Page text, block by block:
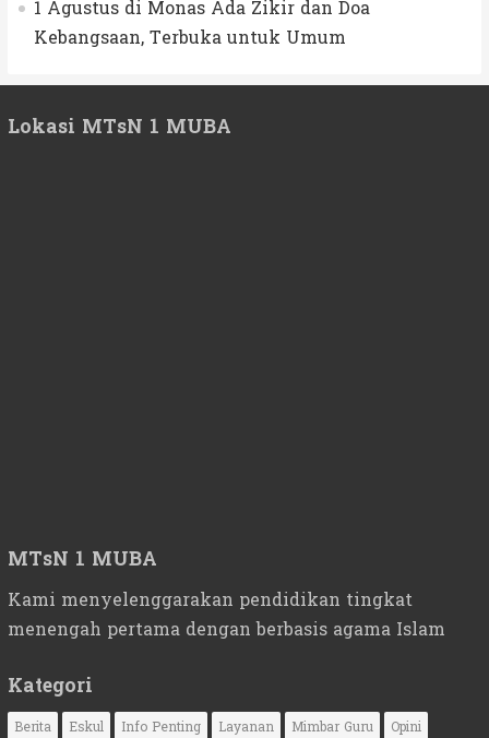
1 Agustus di Monas Ada Zikir dan Doa
Kebangsaan, Terbuka untuk Umum
Lokasi MTsN 1 MUBA
MTsN 1 MUBA
Kami menyelenggarakan pendidikan tingkat
menengah pertama dengan berbasis agama Islam
Kategori
Berita Eskul Info Penting Layanan Mimbar Guru Opini